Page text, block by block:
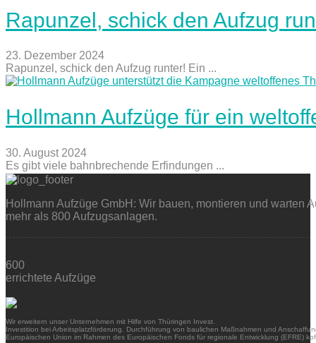
Rapunzel, schick den Aufzug
23. Dezember 2024
Rapunzel, schick den Aufzug runter! Ein ...
Hollmann Aufzüge für ein
30. August 2024
Es gibt viele bahnbrechende Erfindungen ...
Hollmann Aufzüge GmbH: Wir bauen, montieren und warten
mehr als 800 Aufzugsanlagen.
600
errichtete Aufzüge
Wir erweitern unser Unternehmen mit Hilfe von Thüringen Invest.
Investition bei Arbeitsplatzförderung. Durchführung von baulichen Maßnahmen und
Europäischen Union im Rahmen des Europäischen Fonds für regionale Entwicklung (EFRE)